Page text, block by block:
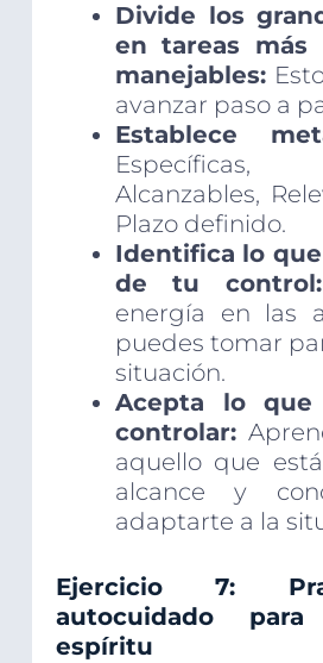
Divide los
en tareas más
manejables:
avanzar paso a
Establece
Específicas,
Alcanzables,
Plazo definido.
Identifica lo
de tu control:
energía en las
puedes tomar
situación.
Acepta lo que
controlar:
aquello que
alcance y
adaptarte a la
Ejercicio 7:
autocuidado
espíritu